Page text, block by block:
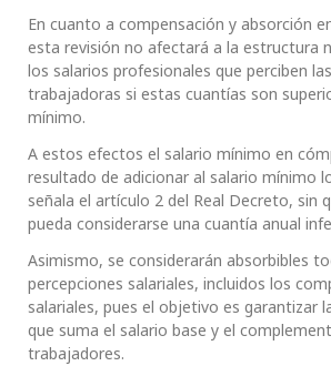
En cuanto a compensación y absorción
esta revisión no afectará a la estructura
los salarios profesionales que perciben
trabajadoras si estas cuantías son
mínimo.
A estos efectos el salario mínimo en
resultado de adicionar al salario mínimo
señala el artículo 2 del Real Decreto, sin
pueda considerarse una cuantía anual
Asimismo, se considerarán absorbibles
percepciones salariales, incluidos los
salariales, pues el objetivo es garantizar
que suma el salario base y el
trabajadores.